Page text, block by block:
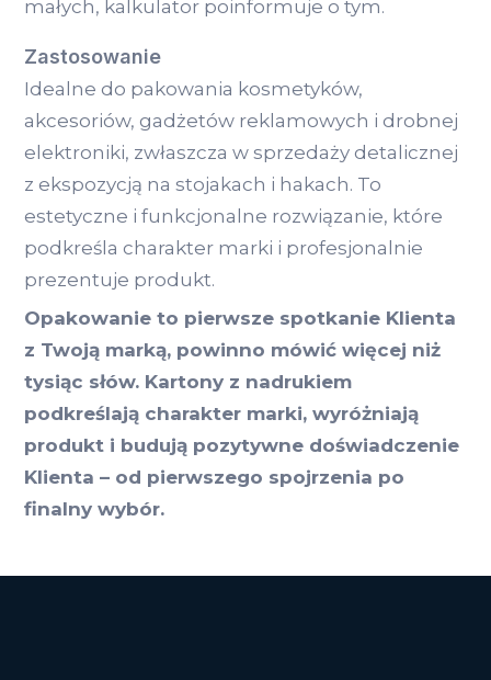
małych, kalkulator poinformuje o tym.
Zastosowanie
Idealne do pakowania kosmetyków,
akcesoriów, gadżetów reklamowych i drobnej
elektroniki, zwłaszcza w sprzedaży detalicznej
z ekspozycją na stojakach i hakach. To
estetyczne i funkcjonalne rozwiązanie, które
podkreśla charakter marki i profesjonalnie
prezentuje produkt.
Opakowanie to pierwsze spotkanie Klienta
z Twoją marką, powinno mówić więcej niż
tysiąc słów. Kartony z nadrukiem
podkreślają charakter marki, wyróżniają
produkt i budują pozytywne doświadczenie
Klienta – od pierwszego spojrzenia po
finalny wybór.